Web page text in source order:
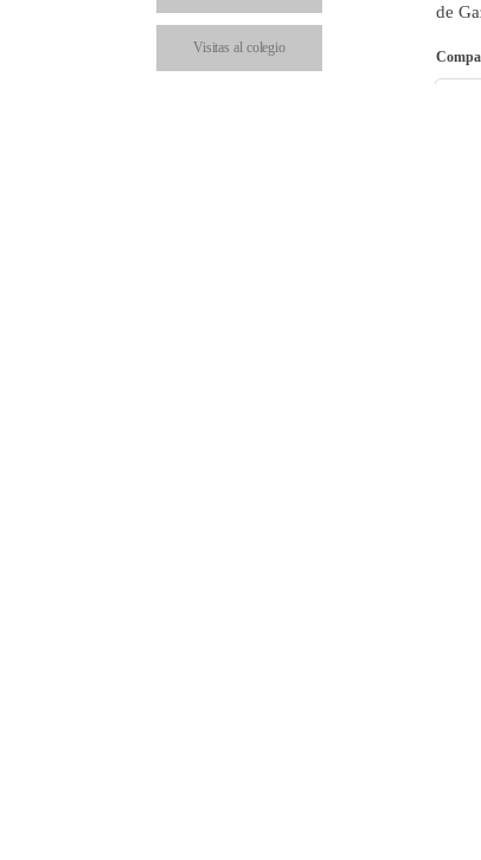
Visitas al colegio
de